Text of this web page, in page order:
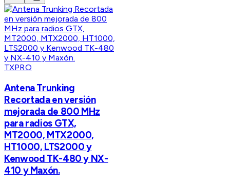
TXPRO
Antena Trunking
Recortada en versión
mejorada de 800 MHz
para radios GTX,
MT2000, MTX2000,
HT1000, LTS2000 y
Kenwood TK-480 y NX-
410 y Maxón.